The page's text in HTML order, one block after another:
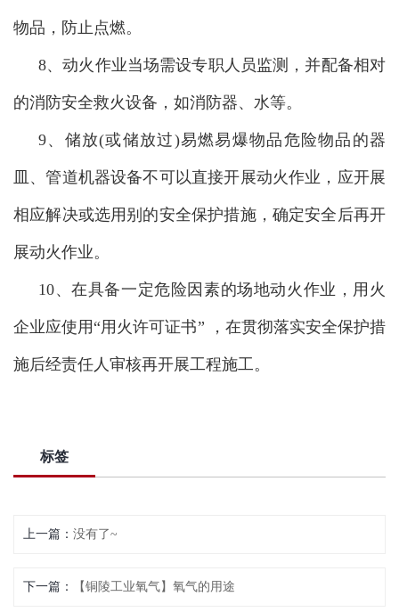
物品，防止点燃。
8、动火作业当场需设专职人员监测，并配备相对
的消防安全救火设备，如消防器、水等。
9、储放(或储放过)易燃易爆物品危险物品的器
皿、管道机器设备不可以直接开展动火作业，应开展
相应解决或选用别的安全保护措施，确定安全后再开
展动火作业。
10、在具备一定危险因素的场地动火作业，用火
企业应使用“用火许可证书” ，在贯彻落实安全保护措
施后经责任人审核再开展工程施工。
标签
上一篇： 没有了~
下一篇： 【铜陵工业氧气】氧气的用途